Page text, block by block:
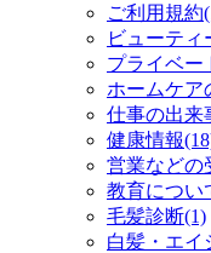
ご利用規約
ビューティ
プライベー
ホームケア
仕事の出来
健康情報
営業などの
教育につい
毛髪診断(1)
白髪・エイ